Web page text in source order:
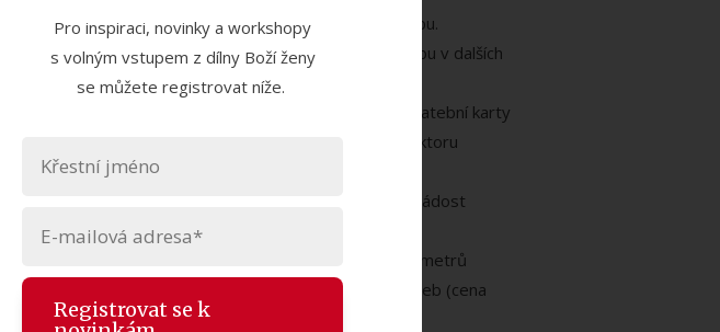
popř. v e-mailu s fakturou za zakoupenou službu.
pro automatické strhávání plateb za objednanou Službu v dalších
GOPAY. Společnost GOPAY s.r.o. nakládá s údaji platební karty
(jedná se o nejvyšší úroveň datové bezpečnosti v sektoru
přístup.
dokud nedojde k ukončení opakovaných plateb na žádost
a období zakoupené Služby. Dojde-li ke změně parametrů
změněny také parametry opakovaných plateb (cena
Pro inspiraci, novinky a workshopy
s volným vstupem z dílny Boží ženy
se můžete registrovat níže.
Registrovat se k